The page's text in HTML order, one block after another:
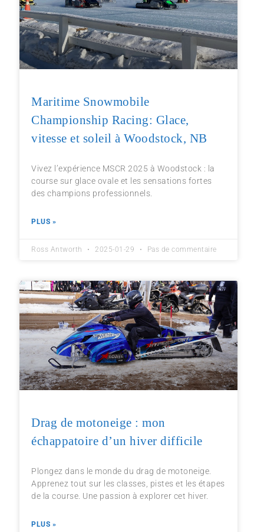
Maritime Snowmobile
Championship Racing: Glace,
vitesse et soleil à Woodstock, NB
Vivez l’expérience MSCR 2025 à Woodstock : la
course sur glace ovale et les sensations fortes
des champions professionnels.
PLUS »
Ross Antworth 2025-01-29 Pas de commentaire
Drag de motoneige : mon
échappatoire d’un hiver difficile
Plongez dans le monde du drag de motoneige.
Apprenez tout sur les classes, pistes et les étapes
de la course. Une passion à explorer cet hiver.
PLUS »